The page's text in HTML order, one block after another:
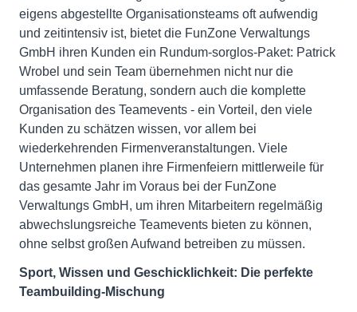
eigens abgestellte Organisationsteams oft aufwendig
und zeitintensiv ist, bietet die FunZone Verwaltungs
GmbH ihren Kunden ein Rundum-sorglos-Paket: Patrick
Wrobel und sein Team übernehmen nicht nur die
umfassende Beratung, sondern auch die komplette
Organisation des Teamevents - ein Vorteil, den viele
Kunden zu schätzen wissen, vor allem bei
wiederkehrenden Firmenveranstaltungen. Viele
Unternehmen planen ihre Firmenfeiern mittlerweile für
das gesamte Jahr im Voraus bei der FunZone
Verwaltungs GmbH, um ihren Mitarbeitern regelmäßig
abwechslungsreiche Teamevents bieten zu können,
ohne selbst großen Aufwand betreiben zu müssen.
Sport, Wissen und Geschicklichkeit: Die perfekte
Teambuilding-Mischung